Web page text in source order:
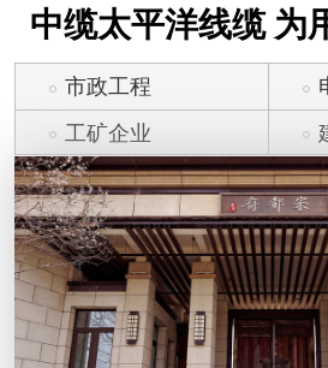
中缆太平洋线缆 为
市政工程
工矿企业